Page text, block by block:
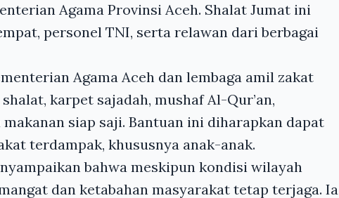
Agama Provinsi Aceh. Shalat Jumat ini
personel TNI, serta relawan dari berbagai
Agama Aceh dan lembaga amil zakat
karpet sajadah, mushaf Al-Qur’an,
siap saji. Bantuan ini diharapkan dapat
terdampak, khususnya anak-anak.
bahwa meskipun kondisi wilayah
dan ketabahan masyarakat tetap terjaga. Ia